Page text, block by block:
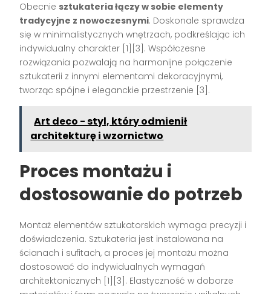
Obecnie sztukateria łączy w sobie elementy
tradycyjne z nowoczesnymi. Doskonale sprawdza
się w minimalistycznych wnętrzach, podkreślając ich
indywidualny charakter [1][3]. Współczesne
rozwiązania pozwalają na harmonijne połączenie
sztukaterii z innymi elementami dekoracyjnymi,
tworząc spójne i eleganckie przestrzenie [3].
Art deco - styl, który odmienił
architekturę i wzornictwo
Proces montażu i
dostosowanie do potrzeb
Montaż elementów sztukatorskich wymaga precyzji i
doświadczenia. Sztukateria jest instalowana na
ścianach i sufitach, a proces jej montażu można
dostosować do indywidualnych wymagań
architektonicznych [1][3]. Elastyczność w doborze